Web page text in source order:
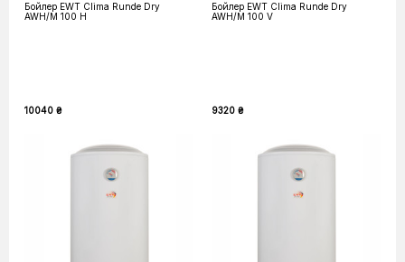
Бойлер EWT Clima Runde Dry
AWH/M 100 H
10040 ₴
Бойлер EWT Clima Runde Dry
AWH/M 100 V
9320 ₴